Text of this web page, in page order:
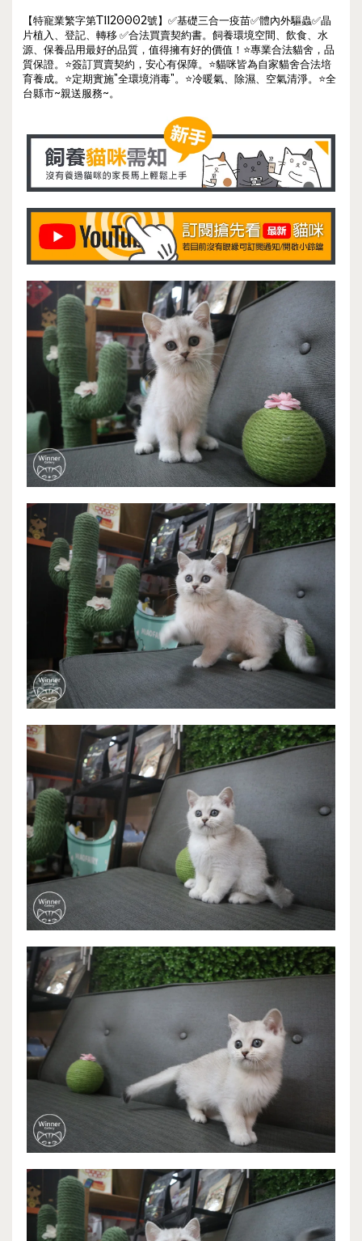
【特寵業繁字第T1120002號】✅基礎三合一疫苗✅體內外驅蟲✅晶
片植入、登記、轉移 ✅合法買賣契約書。飼養環境空間、飲食、水
源、保養品用最好的品質，值得擁有好的價值！⭐️專業合法貓舍，品
質保證。⭐️簽訂買賣契約，安心有保障。⭐️貓咪皆為自家貓舍合法培
育養成。⭐️定期實施"全環境消毒"。⭐️冷暖氣、除濕、空氣清淨。⭐️全
台縣市~親送服務~。